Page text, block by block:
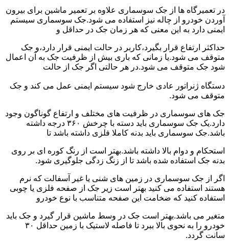
در تعمیرگاه ها از جک سوسماری علاوه بر تعمیر ماشین برای بیرون
آوردن خودرو از چاله نیز استفاده می شود.جک سوسماری سیستم
ایمنی دارد به این معنی که هر زمان جک در حداقل و
حداکثر ارتفاع قرار بگیرد،کاربر در حالت ایمنی قرار دارد،و جک
متوقف می شود.یا زمانی که باری بیش از ظرفیت جک به آن اعمال
شود جک متوقف می شود.در هر حالتی اگر جک از حالت
دستگاه ژنراتور عادی خارج شود سیستم ایمنی عمل می کند و جک
متوقف می شود.
جک های سوسماری در ظرفیت های مختلف و ارتفاع گوناگون وجود
دارد.یک جک سوسماری باید دسته با چرخش ۳۶۰ درجه داشته
باشد.جک سوسماری باید بدنه کاملا فلزی داشته باشد تا
استحکام و دوام بالا داشته باشد.بهتر است از رنگ کوره ای بر روی
بدنه جک استفاده شده باشد تا از زنگ زدگی جلوگیری شود.
اگر از جک سوسماری در زمین های شنی یا غیر آسفالت که نرم
هستند استفاده می کنید بهتر است زیر جک از صفحه فلزی یا چوبی
استفاده کنید که ضخامت این صفحه متناسب با نوع خودرو
متغیر می باشد.بهتر است جک در وسط ماشین قرار گیرد و جک باید
خودرو را به نحوی بالا ببرد تا فاصله لاستیک با زمین حداقل ۳۰
سانت گردد.